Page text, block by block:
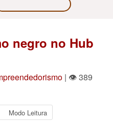
negro no Hub
| 👁 389
Modo Leitura